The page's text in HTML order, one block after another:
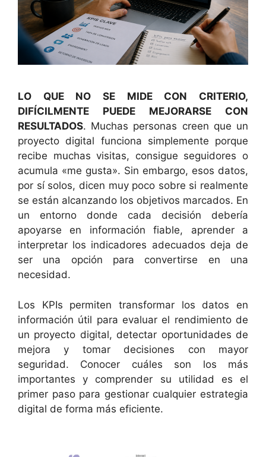
LO QUE NO SE MIDE CON CRITERIO,
DIFÍCILMENTE PUEDE MEJORARSE CON
RESULTADOS. Muchas personas creen que un
proyecto digital funciona simplemente porque
recibe muchas visitas, consigue seguidores o
acumula «me gusta». Sin embargo, esos datos,
por sí solos, dicen muy poco sobre si realmente
se están alcanzando los objetivos marcados. En
un entorno donde cada decisión debería
apoyarse en información fiable, aprender a
interpretar los indicadores adecuados deja de
ser una opción para convertirse en una
necesidad.
Los KPIs permiten transformar los datos en
información útil para evaluar el rendimiento de
un proyecto digital, detectar oportunidades de
mejora y tomar decisiones con mayor
seguridad. Conocer cuáles son los más
importantes y comprender su utilidad es el
primer paso para gestionar cualquier estrategia
digital de forma más eficiente.